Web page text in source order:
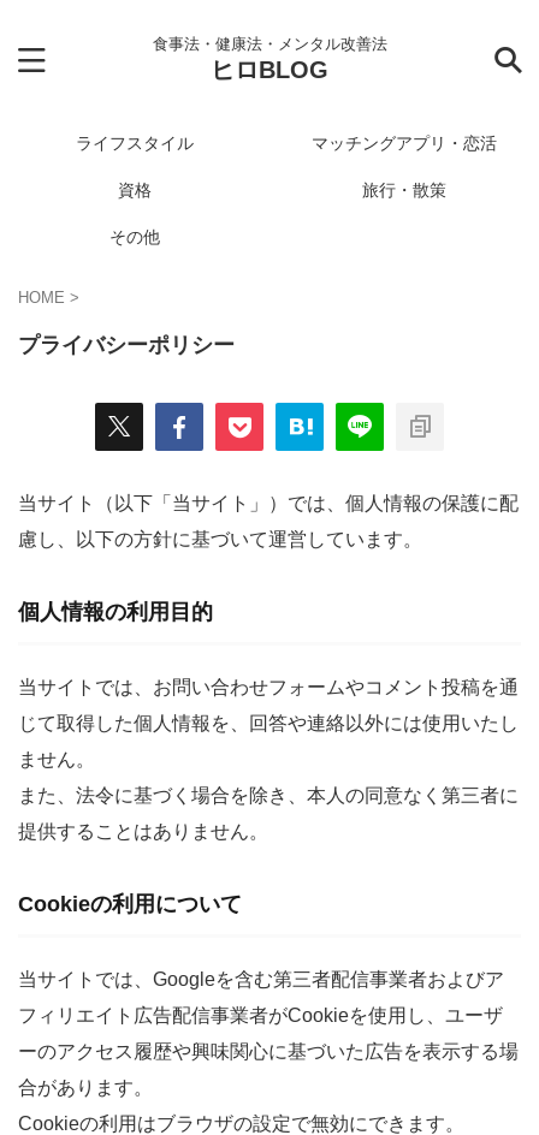
食事法・健康法・メンタル改善法
ヒロBLOG
ライフスタイル マッチングアプリ・恋活
資格 旅行・散策
その他
HOME >
プライバシーポリシー
当サイト（以下「当サイト」）では、個人情報の保護に配
慮し、以下の方針に基づいて運営しています。
個人情報の利用目的
当サイトでは、お問い合わせフォームやコメント投稿を通
じて取得した個人情報を、回答や連絡以外には使用いたし
ません。
また、法令に基づく場合を除き、本人の同意なく第三者に
提供することはありません。
Cookieの利用について
当サイトでは、Googleを含む第三者配信事業者およびア
フィリエイト広告配信事業者がCookieを使用し、ユーザ
ーのアクセス履歴や興味関心に基づいた広告を表示する場
合があります。
Cookieの利用はブラウザの設定で無効にできます。